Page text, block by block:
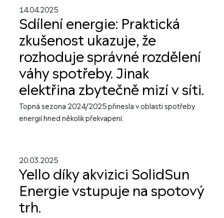
14.04.2025
Sdílení energie: Praktická
zkušenost ukazuje, že
rozhoduje správné rozdělení
váhy spotřeby. Jinak
elektřina zbytečně mizí v síti.
Topná sezona 2024/2025 přinesla v oblasti spotřeby
energií hned několik překvapení.
20.03.2025
Yello díky akvizici SolidSun
Energie vstupuje na spotový
trh.